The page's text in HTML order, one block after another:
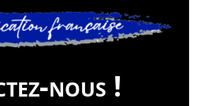
nous !